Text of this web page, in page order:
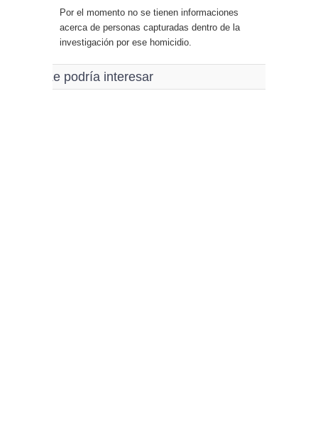
Por el momento no se tienen informaciones
acerca de personas capturadas dentro de la
investigación por ese homicidio.
Le podría interesar